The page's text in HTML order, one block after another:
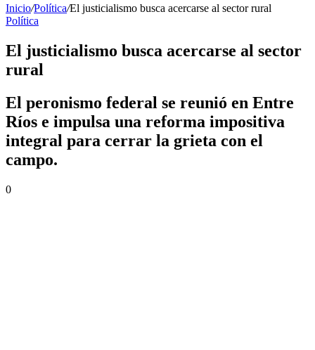
Inicio/Política/El justicialismo busca acercarse al sector rural
Política
El justicialismo busca acercarse al sector
rural
El peronismo federal se reunió en Entre
Ríos e impulsa una reforma impositiva
integral para cerrar la grieta con el
campo.
0